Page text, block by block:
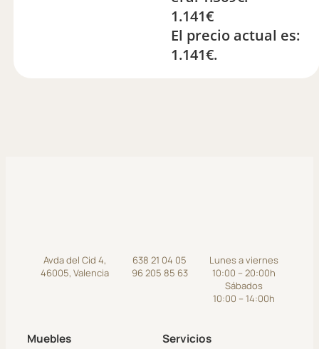
1.141€
El precio actual es:
1.141€.
Avda del Cid 4,
46005, Valencia
638 21 04 05
96 205 85 63
Lunes a viernes
10:00 – 20:00h
Sábados
10:00 – 14:00h
Muebles Servicios